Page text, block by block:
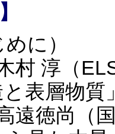
に）
村 淳（
表層物質
遠徳尚（